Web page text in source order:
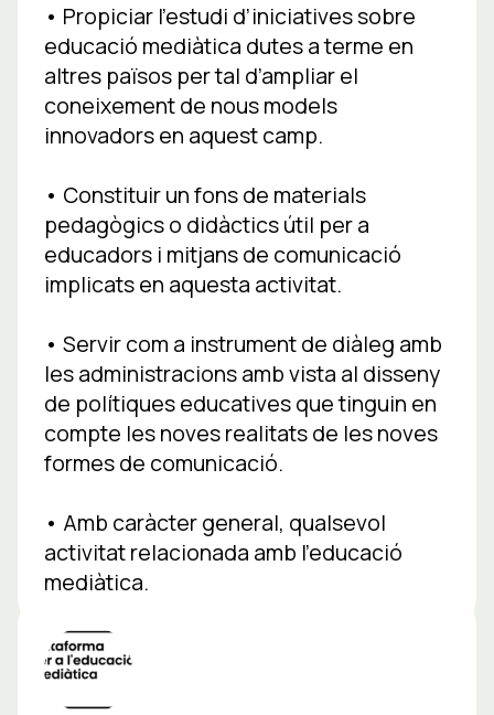
• Propiciar l’estudi d’iniciatives sobre
educació mediàtica dutes a terme en
altres països per tal d’ampliar el
coneixement de nous models
innovadors en aquest camp.
• Constituir un fons de materials
pedagògics o didàctics útil per a
educadors i mitjans de comunicació
implicats en aquesta activitat.
• Servir com a instrument de diàleg amb
les administracions amb vista al disseny
de polítiques educatives que tinguin en
compte les noves realitats de les noves
formes de comunicació.
• Amb caràcter general, qualsevol
activitat relacionada amb l’educació
mediàtica.